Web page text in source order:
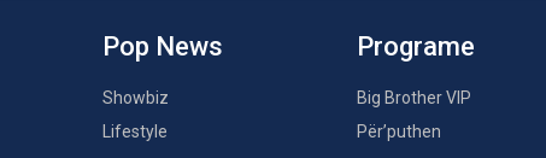
Pop News
Showbiz
Lifestyle
Programe
Big Brother VIP
Për’puthen